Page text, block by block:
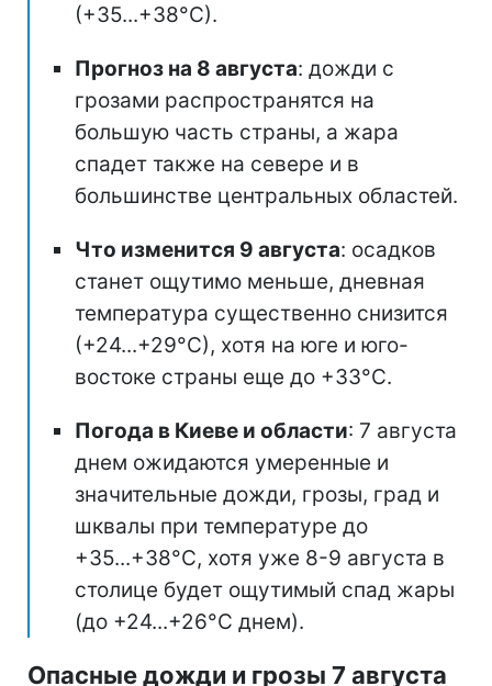
(+35...+38°С).
Прогноз на 8 августа: дожди с
грозами распространятся на
большую часть страны, а жара
спадет также на севере и в
большинстве центральных областей.
Что изменится 9 августа: осадков
станет ощутимо меньше, дневная
температура существенно снизится
(+24...+29°С), хотя на юге и юго-
востоке страны еще до +33°С.
Погода в Киеве и области: 7 августа
днем ожидаются умеренные и
значительные дожди, грозы, град и
шквалы при температуре до
+35...+38°С, хотя уже 8-9 августа в
столице будет ощутимый спад жары
(до +24...+26°С днем).
Опасные дожди и грозы 7 августа